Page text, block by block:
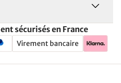
sécurisés en France
Virement bancaire